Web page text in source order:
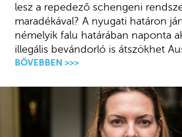
lesz a repedező schengeni
maradékával? A nyugati határon
némelyik falu határában naponta
illegális bevándorló is átszökhet
BŐVEBBEN >>>